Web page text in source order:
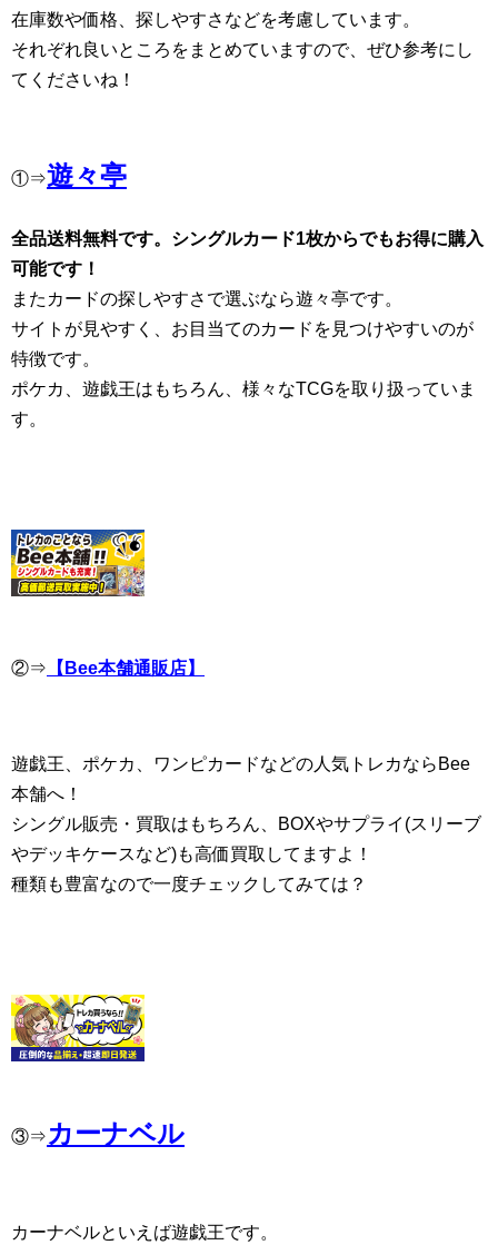
在庫数や価格、探しやすさなどを考慮しています。
それぞれ良いところをまとめていますので、ぜひ参考にし
てくださいね！
①⇒遊々亭
全品送料無料です。シングルカード1枚からでもお得に購入
可能です！
またカードの探しやすさで選ぶなら遊々亭です。
サイトが見やすく、お目当てのカードを見つけやすいのが
特徴です。
ポケカ、遊戯王はもちろん、様々なTCGを取り扱っていま
す。
②⇒ 【Bee本舗通販店】
遊戯王、ポケカ、ワンピカードなどの人気トレカならBee
本舗へ！
シングル販売・買取はもちろん、BOXやサプライ(スリーブ
やデッキケースなど)も高価買取してますよ！
種類も豊富なので一度チェックしてみては？
③⇒ カーナベル
カーナベルといえば遊戯王です。